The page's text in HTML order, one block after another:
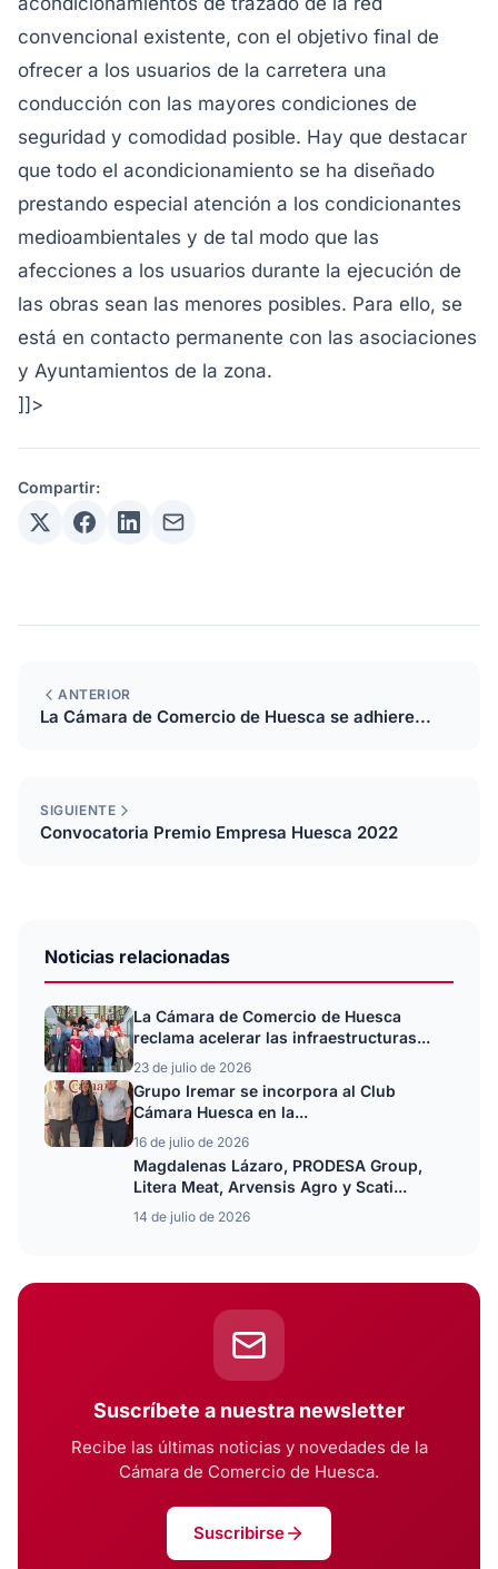
convencional existente, con el objetivo final de
ofrecer a los usuarios de la carretera una
conducción con las mayores condiciones de
seguridad y comodidad posible. Hay que destacar
que todo el acondicionamiento se ha diseñado
prestando especial atención a los condicionantes
medioambientales y de tal modo que las
afecciones a los usuarios durante la ejecución de
las obras sean las menores posibles. Para ello, se
está en contacto permanente con las asociaciones
y Ayuntamientos de la zona.
]]>
Compartir:
ANTERIOR
La Cámara de Comercio de Huesca se adhiere...
SIGUIENTE
Convocatoria Premio Empresa Huesca 2022
Noticias relacionadas
La Cámara de Comercio de Huesca
reclama acelerar las infraestructuras...
23 de julio de 2026
Grupo Iremar se incorpora al Club
Cámara Huesca en la...
16 de julio de 2026
Magdalenas Lázaro, PRODESA Group,
Litera Meat, Arvensis Agro y Scati...
14 de julio de 2026
Suscríbete a nuestra newsletter
Recibe las últimas noticias y novedades de la
Cámara de Comercio de Huesca.
Suscribirse